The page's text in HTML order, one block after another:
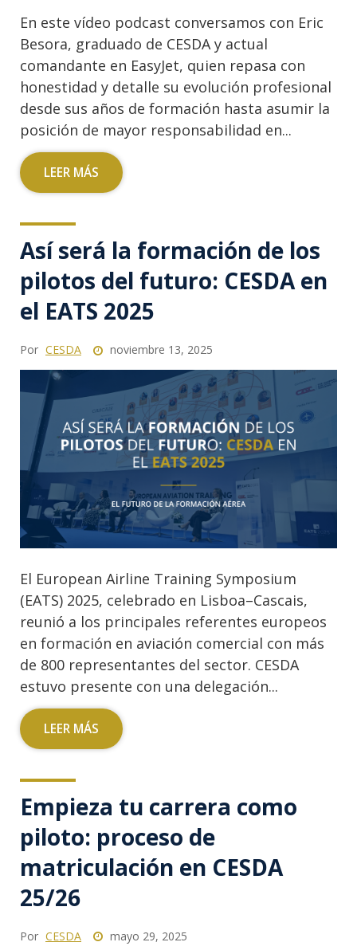
En este vídeo podcast conversamos con Eric
Besora, graduado de CESDA y actual
comandante en EasyJet, quien repasa con
honestidad y detalle su evolución profesional
desde sus años de formación hasta asumir la
posición de mayor responsabilidad en...
LEER MÁS
Así será la formación de los
pilotos del futuro: CESDA en
el EATS 2025
Por CESDA noviembre 13, 2025
El European Airline Training Symposium
(EATS) 2025, celebrado en Lisboa–Cascais,
reunió a los principales referentes europeos
en formación en aviación comercial con más
de 800 representantes del sector. CESDA
estuvo presente con una delegación...
LEER MÁS
Empieza tu carrera como
piloto: proceso de
matriculación en CESDA
25/26
Por CESDA mayo 29, 2025